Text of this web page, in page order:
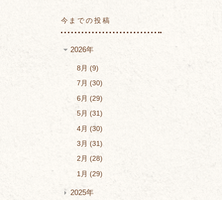
今までの投稿
2026年
8月
9
7月
30
6月
29
5月
31
4月
30
3月
31
2月
28
1月
29
2025年